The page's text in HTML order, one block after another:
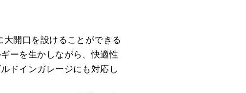
開口を設けることができる
ーを生かしながら、快適性
ドインガレージにも対応し